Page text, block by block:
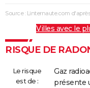
Source : Linternaute.com
Villes avec le
RISQUE DE
Le risque
est de :
Gaz
présente